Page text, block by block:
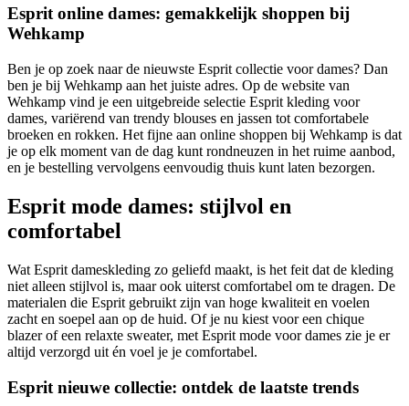
Esprit online dames: gemakkelijk shoppen bij
Wehkamp
Ben je op zoek naar de nieuwste Esprit collectie voor dames? Dan
ben je bij Wehkamp aan het juiste adres. Op de website van
Wehkamp vind je een uitgebreide selectie Esprit kleding voor
dames, variërend van trendy blouses en jassen tot comfortabele
broeken en rokken. Het fijne aan online shoppen bij Wehkamp is dat
je op elk moment van de dag kunt rondneuzen in het ruime aanbod,
en je bestelling vervolgens eenvoudig thuis kunt laten bezorgen.
Esprit mode dames: stijlvol en
comfortabel
Wat Esprit dameskleding zo geliefd maakt, is het feit dat de kleding
niet alleen stijlvol is, maar ook uiterst comfortabel om te dragen. De
materialen die Esprit gebruikt zijn van hoge kwaliteit en voelen
zacht en soepel aan op de huid. Of je nu kiest voor een chique
blazer of een relaxte sweater, met Esprit mode voor dames zie je er
altijd verzorgd uit én voel je je comfortabel.
Esprit nieuwe collectie: ontdek de laatste trends